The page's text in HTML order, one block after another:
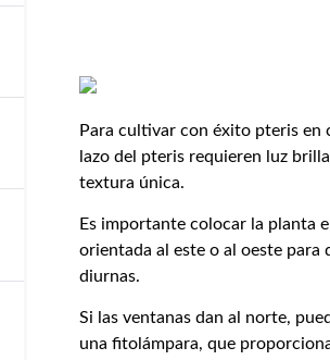
Para cultivar con éxito pteris en
lazo del pteris requieren luz
textura única.
Es importante colocar la planta
orientada al este o al oeste
diurnas.
Si las ventanas dan al norte,
una fitolámpara, que